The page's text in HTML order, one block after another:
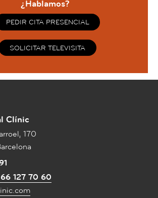
¿Hablamos?
PEDIR CITA PRESENCIAL
SOLICITAR TELEVISITA
Clínic
170
127 70 60